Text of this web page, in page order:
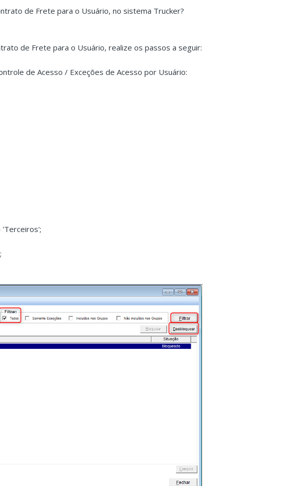
de Frete para o Usuário, no sistema Trucker?
de Frete para o Usuário, realize os passos a seguir:
de Acesso / Exceções de Acesso por Usuário:
'Terceiros';